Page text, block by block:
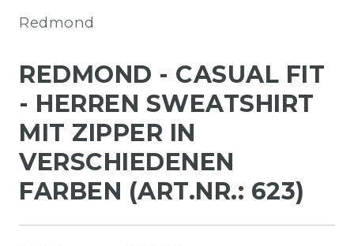
Redmond
REDMOND - CASUAL FIT
- HERREN SWEATSHIRT
MIT ZIPPER IN
VERSCHIEDENEN
FARBEN (ART.NR.: 623)